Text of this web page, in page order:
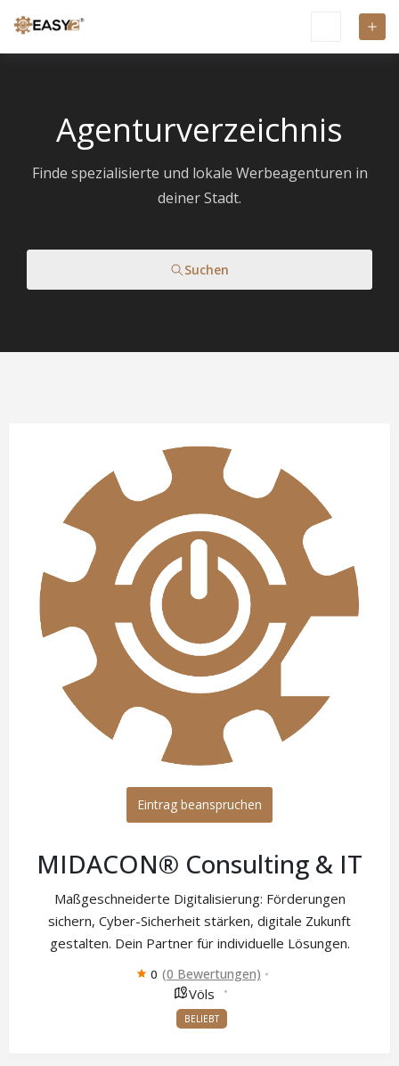
Agenturverzeichnis
Finde spezialisierte und lokale Werbeagenturen in
deiner Stadt.
Suchen
Eintrag beanspruchen
MIDACON® Consulting & IT
Maßgeschneiderte Digitalisierung: Förderungen
sichern, Cyber-Sicherheit stärken, digitale Zukunft
gestalten. Dein Partner für individuelle Lösungen.
0 (0 Bewertungen)
Völs
BELIEBT